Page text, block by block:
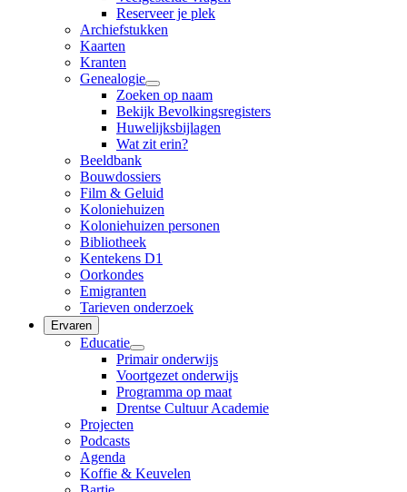
Reserveer je plek
Archiefstukken
Kaarten
Kranten
Genealogie
Zoeken op naam
Bekijk Bevolkingsregisters
Huwelijksbijlagen
Wat zit erin?
Beeldbank
Bouwdossiers
Film & Geluid
Koloniehuizen
Koloniehuizen personen
Bibliotheek
Kentekens D1
Oorkondes
Emigranten
Tarieven onderzoek
Ervaren
Educatie
Primair onderwijs
Voortgezet onderwijs
Programma op maat
Drentse Cultuur Academie
Projecten
Podcasts
Agenda
Koffie & Keuvelen